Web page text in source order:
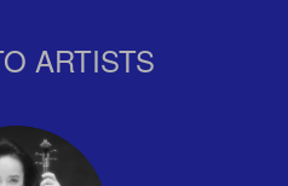
ARTISTS